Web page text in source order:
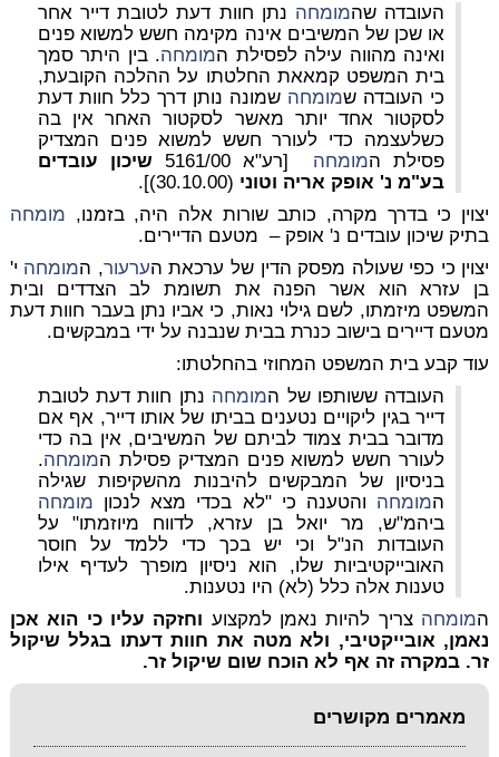
העובדה שהמומחה נתן חוות דעת לטובת דייר אחר
או שכן של המשיבים אינה מקימה חשש למשוא פנים
ואינה מהווה עילה לפסילת המומחה. בין היתר סמך
בית המשפט קמאאת החלטתו על ההלכה הקובעת,
כי העובדה שמומחה שמונה נותן דרך כלל חוות דעת
לסקטור אחד יותר מאשר לסקטור האחר אין בה
כשלעצמה כדי לעורר חשש למשוא פנים המצדיק
פסילת המומחה [רע"א 5161/00
שיכון עובדים
בע"מ נ' אופק אריה וטוני (30.10.00)].
יצוין כי בדרך מקרה, כותב שורות אלה היה, בזמנו, מומחה
בתיק שיכון עובדים נ' אופק – מטעם הדיירים.
יצוין כי כפי שעולה מפסק הדין של ערכאת הערעור, המומחה י'
בן עזרא הוא אשר הפנה את תשומת לב הצדדים ובית
המשפט מיזמתו, לשם גילוי נאות, כי אביו נתן בעבר חוות דעת
מטעם דיירים בישוב כנרת בבית שנבנה על ידי במבקשים.
עוד קבע בית המשפט המחוזי בהחלטתו:
העובדה ששותפו של המומחה נתן חוות דעת לטובת
דייר בגין ליקויים נטענים בביתו של אותו דייר, אף אם
מדובר בבית צמוד לביתם של המשיבים, אין בה כדי
לעורר חשש למשוא פנים המצדיק פסילת המומחה.
בניסיון של המבקשים להיבנות מהשקיפות שגילה
המומחה והטענה כי "לא בכדי מצא לנכון מומחה
ביהמ"ש, מר יואל בן עזרא, לדווח מיוזמתו" על
העובדות הנ"ל וכי יש בכך כדי ללמד על חוסר
האובייקטיביות שלו, הוא ניסיון מופרך לעדיף אילו
טענות אלה כלל (לא) היו נטענות.
המומחה צריך להיות נאמן למקצוע וחזקה עליו כי הוא אכן
נאמן, אובייקטיבי, ולא מטה את חוות דעתו בגלל שיקול
זר. במקרה זה אף לא הוכח שום שיקול זר.
מאמרים מקושרים